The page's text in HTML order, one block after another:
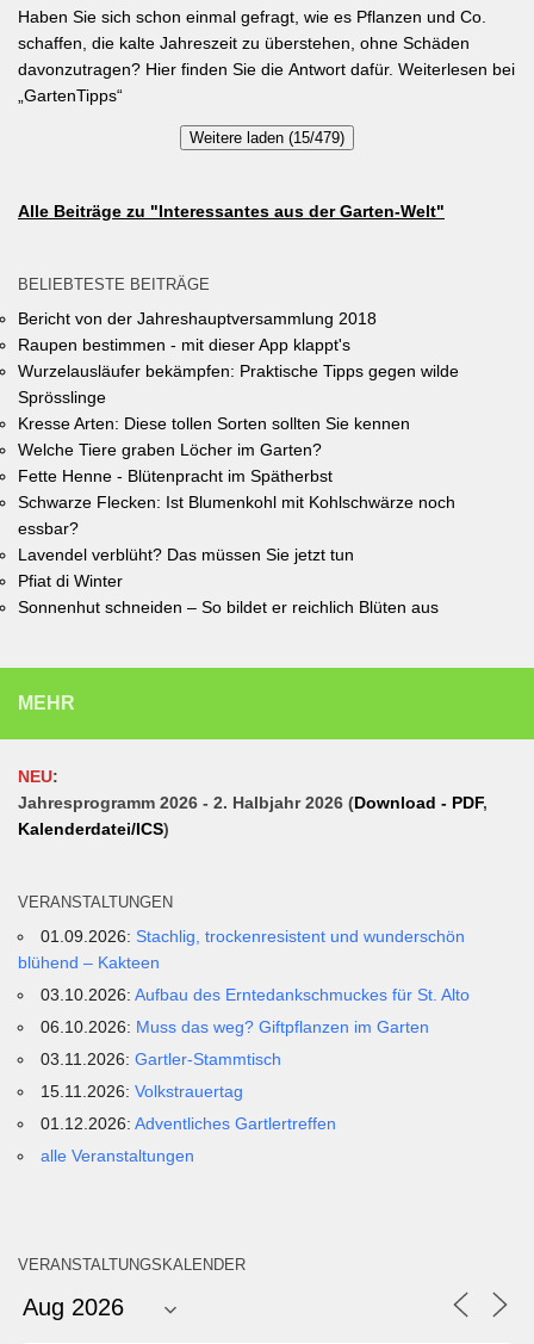
speichern und das Wohnumfeld insgesamt lebenswerter zu
gestalten. Insgesamt drei Gärten werden prämiert. Insgesamt drei
gleichwertige Sieger werden durch eine Expertenjury, bestehend
aus Vertretern der Gemeinde Unterhaching sowie des
gewinnen gibt es jeweils einen Gutschein von Pflanzen-Kölle
das Anmeldeformular siehe auf den Seiten der Gemeinde
Haben Sie sich schon einmal gefragt, wie es Pflanzen und Co.
schaffen, die kalte Jahreszeit zu überstehen, ohne Schäden
davonzutragen? Hier finden Sie die Antwort dafür. Weiterlesen bei
„GartenTipps“
Weitere laden (15/479)
Alle Beiträge zu "Interessantes aus der Garten-Welt"
BELIEBTESTE BEITRÄGE
Bericht von der Jahreshauptversammlung 2018
Raupen bestimmen - mit dieser App klappt's
Wurzelausläufer bekämpfen: Praktische Tipps gegen wilde
Sprösslinge
Kresse Arten: Diese tollen Sorten sollten Sie kennen
Welche Tiere graben Löcher im Garten?
Fette Henne - Blütenpracht im Spätherbst
Schwarze Flecken: Ist Blumenkohl mit Kohlschwärze noch
essbar?
Lavendel verblüht? Das müssen Sie jetzt tun
Pfiat di Winter
Sonnenhut schneiden – So bildet er reichlich Blüten aus
MEHR
NEU:
Jahresprogramm 2026 - 2. Halbjahr 2026 (Download - PDF,
Kalenderdatei/ICS)
VERANSTALTUNGEN
01.09.2026: Stachlig, trockenresistent und wunderschön
blühend – Kakteen
03.10.2026:Aufbau des Erntedankschmuckes für St. Alto
06.10.2026: Muss das weg? Giftpflanzen im Garten
03.11.2026:Gartler-Stammtisch
15.11.2026:Volkstrauertag
01.12.2026:Adventliches Gartlertreffen
alle Veranstaltungen
VERANSTALTUNGSKALENDER